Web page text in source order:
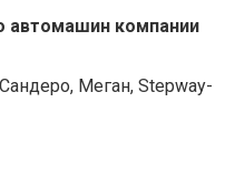
автомашин компании
Меган, Stepway-